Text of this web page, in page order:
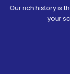
Our rich history is
your